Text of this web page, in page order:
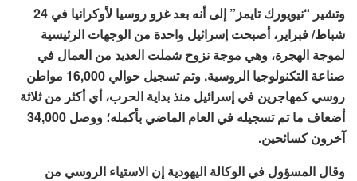
وتشير “نيويورك تايمز” إلى أنه بعد غزو روسيا لأوكرانيا في 24
شباط/ فبراير، أصبحت إسرائيل واحدة من الوجهات الرئيسية
لموجة الهجرة، وهي موجة نزوح شملت العديد من العمال في
صناعة التكنولوجيا الروسية. وتم تسجيل حوالي 16,000 مواطن
روسي كمهاجرين في إسرائيل منذ بداية الحرب، أي أكثر من ثلاثة
أضعاف ما تم تسجيله في العام الماضي بأكمله؛ ووصل 34,000
آخرون كسائحين.
وقال المسؤول في الوكالة اليهودية إن الاستياء الروسي من